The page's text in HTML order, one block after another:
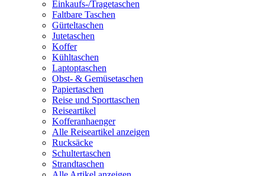
Einkaufs-/Tragetaschen
Faltbare Taschen
Gürteltaschen
Jutetaschen
Koffer
Kühltaschen
Laptoptaschen
Obst- & Gemüsetaschen
Papiertaschen
Reise und Sporttaschen
Reiseartikel
Kofferanhaenger
Alle Reiseartikel anzeigen
Rucksäcke
Schultertaschen
Strandtaschen